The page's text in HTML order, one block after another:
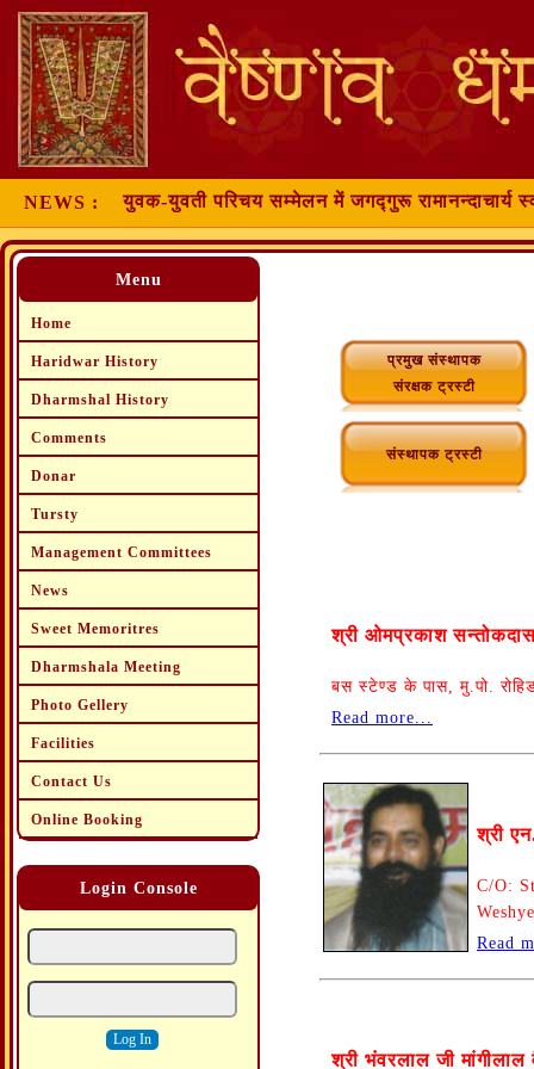
NEWS : युवक-युवती परिचय सम्मेलन में जगद्गुरू रामानन्दाचार्य
Menu
Home
Haridwar History
Dharmshal History
Comments
Donar
Tursty
Management Committees
News
Sweet Memoritres
Dharmshala Meeting
Photo Gellery
Facilities
Contact Us
Online Booking
Login Console
प्रमुख संस्थापक
संरक्षक ट्रस्टी
संस्थापक ट्रस्टी
श्री ओमप्रकाश
बस स्टेण्ड के पास, मु.पो.
Read more...
श्री
C/O:
Read
श्री भंवरलाल जी मांगीलाल